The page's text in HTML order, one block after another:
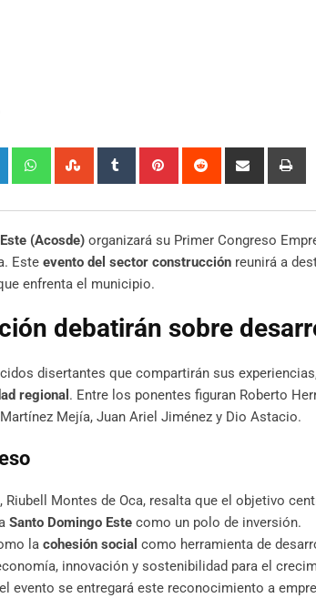
LinkedIn WhatsappStumbleUpon
Tumblr Pinterest Reddit
Share
(Acosde) organizará su Primer Congreso
Este evento del sector construcción reunirá a
enfrenta el municipio.
debatirán sobre
disertantes que compartirán sus
regional . Entre los ponentes figuran Roberto
Mejía, Juan Ariel Jiménez y Dio Astacio.
Riubell Montes de Oca, resalta que el objetivo
Santo Domingo Este como un polo de inversión.
la cohesión social como herramienta de
innovación y sostenibilidad para el
evento se entregará este reconocimiento a